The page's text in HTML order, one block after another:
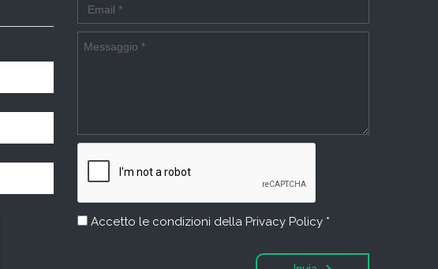
Accetto le condizioni della Privacy Policy *